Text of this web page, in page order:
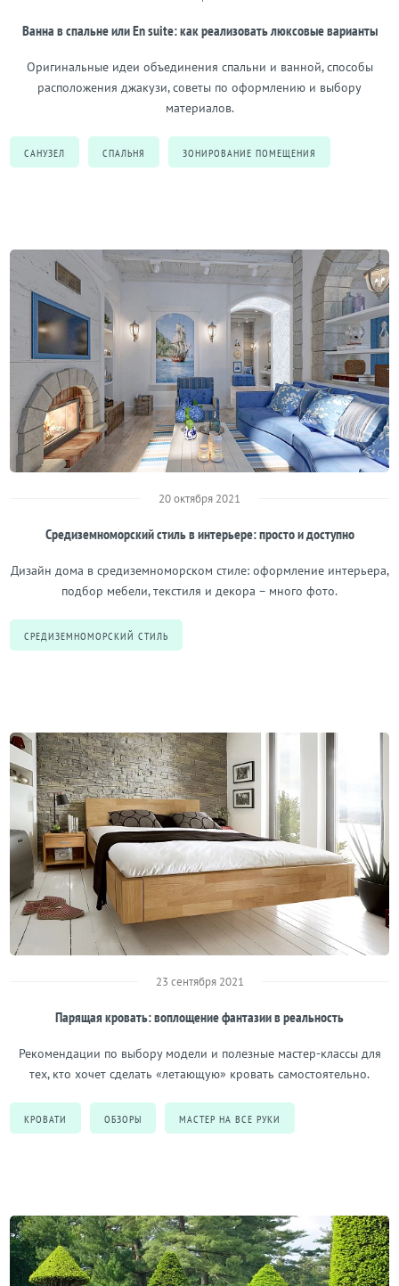
Ванна в спальне или En suite: как реализовать люксовые варианты
Оригинальные идеи объединения спальни и ванной, способы
расположения джакузи, советы по оформлению и выбору
материалов.
САНУЗЕЛ СПАЛЬНЯ ЗОНИРОВАНИЕ ПОМЕЩЕНИЯ
20 октября 2021
Средиземноморский стиль в интерьере: просто и доступно
Дизайн дома в средиземноморском стиле: оформление интерьера,
подбор мебели, текстиля и декора – много фото.
СРЕДИЗЕМНОМОРСКИЙ СТИЛЬ
23 сентября 2021
Парящая кровать: воплощение фантазии в реальность
Рекомендации по выбору модели и полезные мастер-классы для
тех, кто хочет сделать «летающую» кровать самостоятельно.
КРОВАТИ ОБЗОРЫ МАСТЕР НА ВСЕ РУКИ